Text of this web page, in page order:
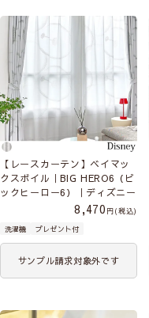
【レースカーテン】ベイマッ
クスボイル｜BIG HERO6（ビ
ックヒーロー6）｜ディズニー
8,470
税込
洗濯機
プレゼント付
サンプル請求対象外です